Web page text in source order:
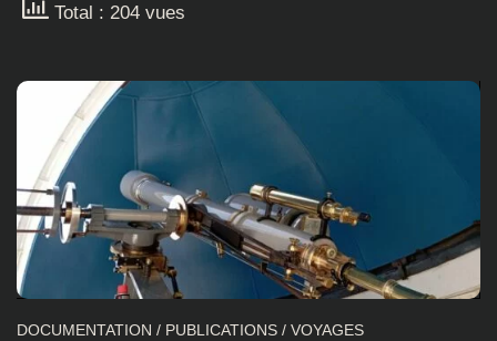
Total : 204 vues
DOCUMENTATION / PUBLICATIONS / VOYAGES